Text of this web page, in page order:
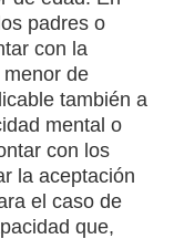
padres o
con la
de
también a
mental o
con los
la aceptación
el caso de
que,